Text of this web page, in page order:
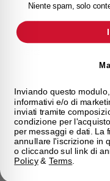
Stato
Hai
Niente spam, solo
Inviando questo
informativi e/o di
inviati tramite
condizione per
per messaggi e dati. La
annullare l'iscrizione in
o cliccando sul link di
Policy& Terms